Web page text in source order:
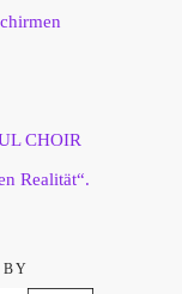
CHOIR
Realität“.
BY